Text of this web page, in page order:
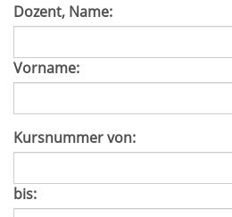
Dozent, Name:
Vorname:
Kursnummer von:
bis: